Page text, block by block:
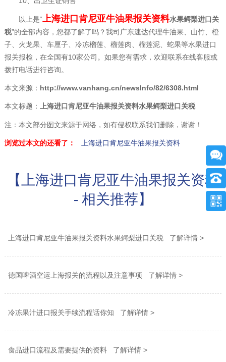
以上是“ 上海进口肯尼亚牛油果报关资料水果鳄梨进口关
税”的全部内容，您都了解了吗？我司广东速达代理牛油果、山竹、橙
子、火龙果、车厘子、冷冻榴莲、榴莲肉、榴莲泥、蛇果等水果进口
报关报检，在全国有10家公司。如果您有需求，欢迎联系在线客服或
拨打电话进行咨询。
本文来源： http://www.vanhang.cn/newsInfo/82/6308.html
本文标题： 上海进口肯尼亚牛油果报关资料水果鳄梨进口关税
注：本文部分图文来源于网络，如有侵权联系我们删除，谢谢！
浏览过本文的还看了： 上海进口肯尼亚牛油果报关资料
【上海进口肯尼亚牛油果报关资料
- 相关推荐】
上海进口肯尼亚牛油果报关资料水果鳄梨进口关税 了解详情 >
德国啤酒空运上海报关的流程以及注意事项 了解详情 >
冷冻果汁进口报关手续流程话你知 了解详情 >
食品进口流程及需要提供的资料 了解详情 >